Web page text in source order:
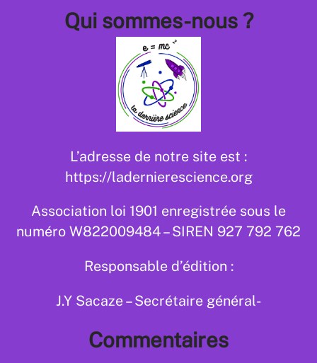
Qui sommes-nous ?
L’adresse de notre site est :
https://ladernierescience.org
Association loi 1901 enregistrée sous le
numéro W822009484 – SIREN 927 792 762
Responsable d’édition :
J.Y Sacaze – Secrétaire général-
Commentaires